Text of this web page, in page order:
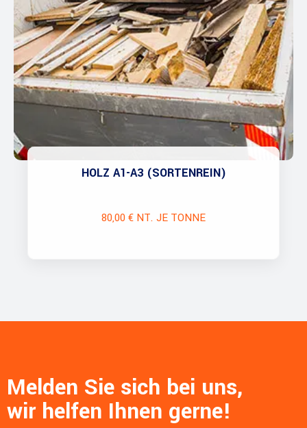
HOLZ A1-A3 (SORTENREIN)
80,00 € NT. JE TONNE
Melden Sie sich bei uns,
wir helfen Ihnen gerne!